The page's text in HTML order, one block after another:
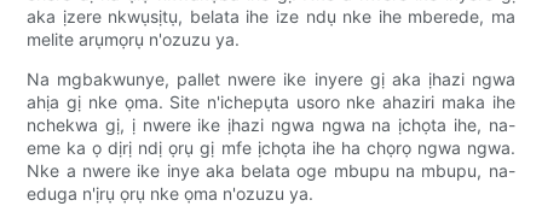
aka ịzere nkwụsịtụ, belata ihe ize ndụ nke ihe mberede, ma
melite arụmọrụ n'ozuzu ya.
Na mgbakwunye, pallet nwere ike inyere gị aka ịhazi ngwa
ahịa gị nke ọma. Site n'ichepụta usoro nke ahaziri maka ihe
nchekwa gị, ị nwere ike ịhazi ngwa ngwa na ịchọta ihe, na-
eme ka ọ dịrị ndị ọrụ gị mfe ịchọta ihe ha chọrọ ngwa ngwa.
Nke a nwere ike inye aka belata oge mbupu na mbupu, na-
eduga n'ịrụ ọrụ nke ọma n'ozuzu ya.